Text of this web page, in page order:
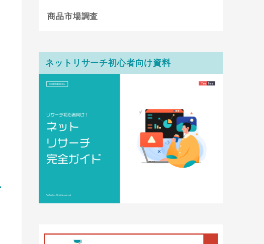
商品市場調査
ネットリサーチ初心者向け資料